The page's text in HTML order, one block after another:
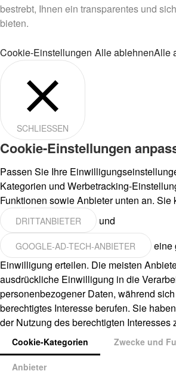
bestrebt, Ihnen ein transparentes und
bieten.
Cookie-Einstellungen Alle ablehnenAlle
SCHLIESSEN
Cookie-Einstellungen
Passen Sie Ihre
Kategorien und Werbetracking-
Funktionen sowie Anbieter unten an. Sie
DRITTANBIETER und
GOOGLE-AD-TECH-ANBIETER
eine
Einwilligung erteilen. Die meisten
ausdrückliche Einwilligung in die
personenbezogener Daten, während
berechtigtes Interesse berufen. Sie
der Nutzung des berechtigten Interesses
Cookie-Kategorien Zwecke und
Anbieter